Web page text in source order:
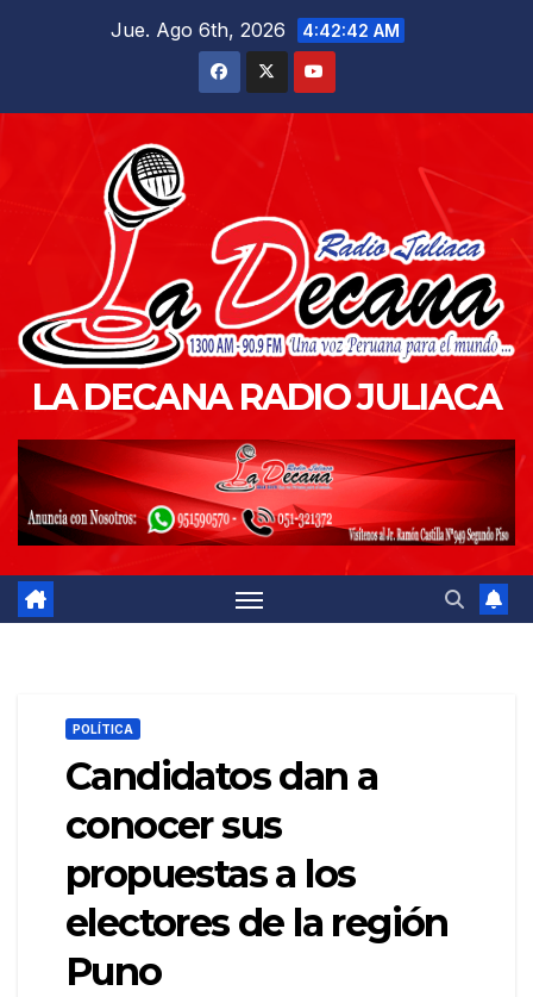
Jue. Ago 6th, 2026 4:42:43 AM
LA DECANA RADIO JULIACA
POLÍTICA
Candidatos dan a
conocer sus
propuestas a los
electores de la región
Puno